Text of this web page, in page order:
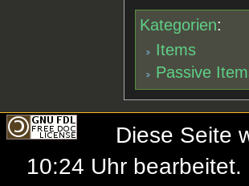
Kategorien:
Items
Passive
Diese Seite
10:24 Uhr bearbeitet.